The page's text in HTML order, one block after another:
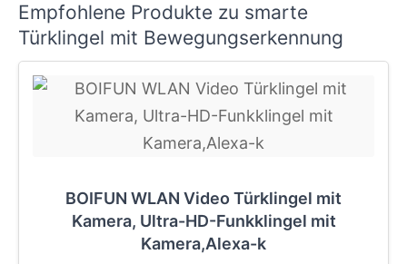
Empfohlene Produkte zu smarte
Türklingel mit Bewegungserkennung
BOIFUN WLAN Video Türklingel mit
Kamera, Ultra-HD-Funkklingel mit
Kamera,Alexa-k